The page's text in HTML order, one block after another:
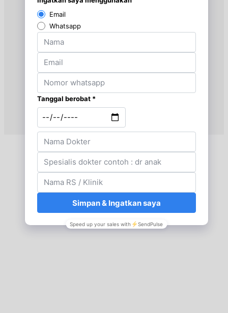
Kamis, 27/08/2026
Jam 17:00 - 19:00
Sabtu, 29/08/2026
Jam 13:00 - 16:30
Selasa, 01/09/2026
Jam 14:30 - 18:00
Selasa, 01/09/2026
Jam 18:00 - 20:00
Kamis, 03/09/2026
Jam 14:30 - 17:00
Kamis, 03/09/2026
Jam 17:00 - 19:00